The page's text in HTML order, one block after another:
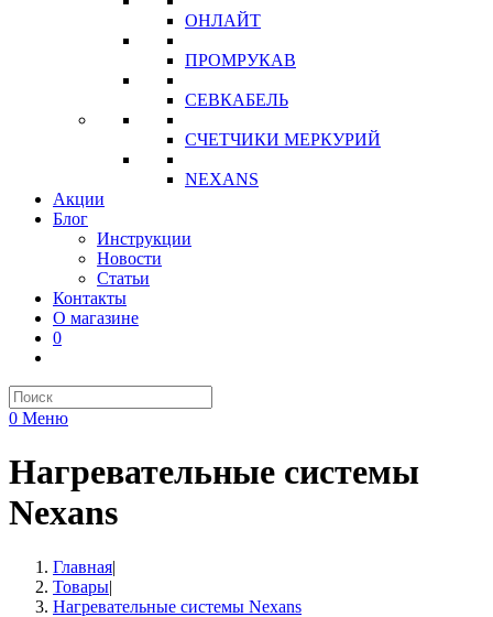
ОНЛАЙТ
ПРОМРУКАВ
СЕВКАБЕЛЬ
СЧЕТЧИКИ МЕРКУРИЙ
NEXANS
Акции
Блог
Инструкции
Новости
Статьи
Контакты
О магазине
0
0 Меню
Нагревательные системы
Nexans
Главная|
Товары|
Нагревательные системы Nexans